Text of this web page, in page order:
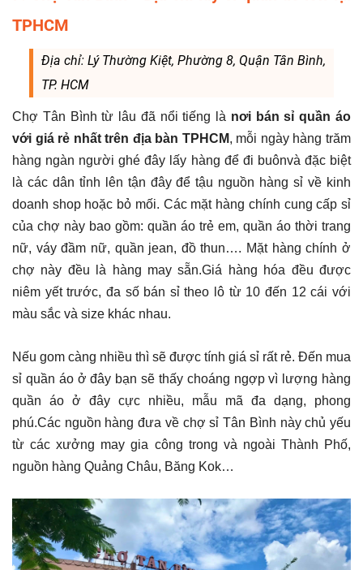
TPHCM
Địa chỉ: Lý Thường Kiệt, Phường 8, Quận Tân Bình,
TP. HCM
Chợ Tân Bình từ lâu đã nổi tiếng là nơi bán sỉ quần áo
với giá rẻ nhất trên địa bàn TPHCM, mỗi ngày hàng trăm
hàng ngàn người ghé đây lấy hàng để đi buônvà đặc biệt
là các dân tỉnh lên tận đây để tậu nguồn hàng sỉ về kinh
doanh shop hoặc bỏ mối. Các mặt hàng chính cung cấp sỉ
của chợ này bao gồm: quần áo trẻ em, quần áo thời trang
nữ, váy đầm nữ, quần jean, đồ thun…. Mặt hàng chính ở
chợ này đều là hàng may sẵn.Giá hàng hóa đều được
niêm yết trước, đa số bán sỉ theo lô từ 10 đến 12 cái với
màu sắc và size khác nhau.
Nếu gom càng nhiều thì sẽ được tính giá sỉ rất rẻ. Đến mua
sỉ quần áo ở đây bạn sẽ thấy choáng ngợp vì lượng hàng
quần áo ở đây cực nhiều, mẫu mã đa dạng, phong
phú.Các nguồn hàng đưa về chợ sỉ Tân Bình này chủ yếu
từ các xưởng may gia công trong và ngoài Thành Phố,
nguồn hàng Quảng Châu, Băng Kok…